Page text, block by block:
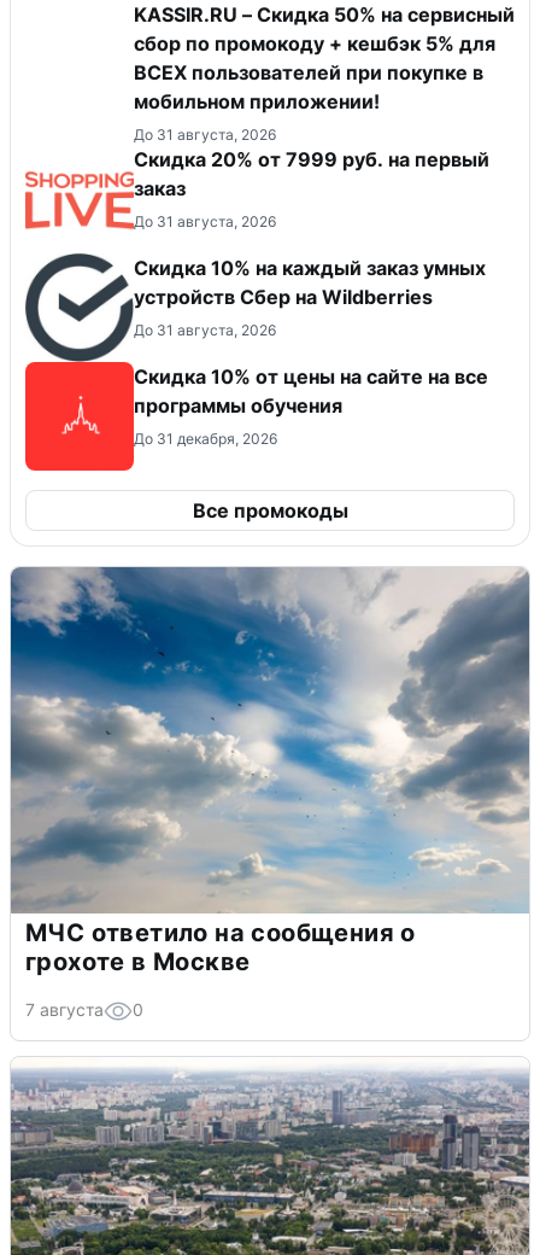
KASSIR.RU – Скидка 50% на сервисный
сбор по промокоду + кешбэк 5% для
ВСЕХ пользователей при покупке в
мобильном приложении!
До 31 августа, 2026
Скидка 20% от 7999 руб. на первый
заказ
До 31 августа, 2026
Скидка 10% на каждый заказ умных
устройств Сбер на Wildberries
До 31 августа, 2026
Скидка 10% от цены на сайте на все
программы обучения
До 31 декабря, 2026
Все промокоды
МЧС ответило на сообщения о
грохоте в Москве
7 августа 0